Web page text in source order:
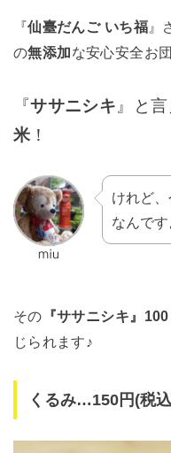
『仙臺だんご いち福』
の無添加な安心安全お
『ササニシキ 』と
米 ！
けれど
なんです
その 『ササニシキ』100
じられます♪
くるみ…150円(税